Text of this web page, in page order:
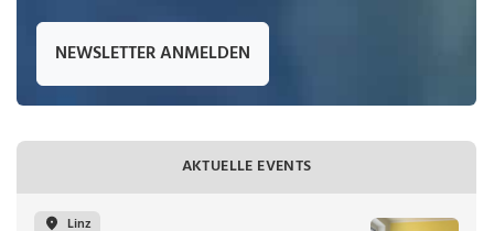
NEWSLETTER ANMELDEN
AKTUELLE EVENTS
Linz